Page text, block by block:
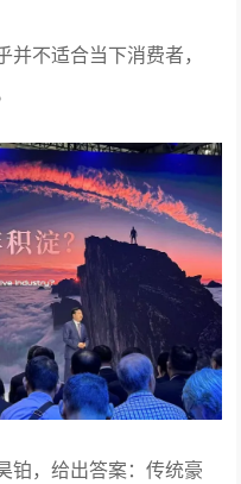
不适合当下消费者，
铂，给出答案：传统豪